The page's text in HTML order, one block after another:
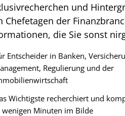
und
Chefetagen der
die Sie sonst
Entscheider in Banken,
Regulierung und der
Wichtigste recherchiert und
wenigen Minuten im Bilde